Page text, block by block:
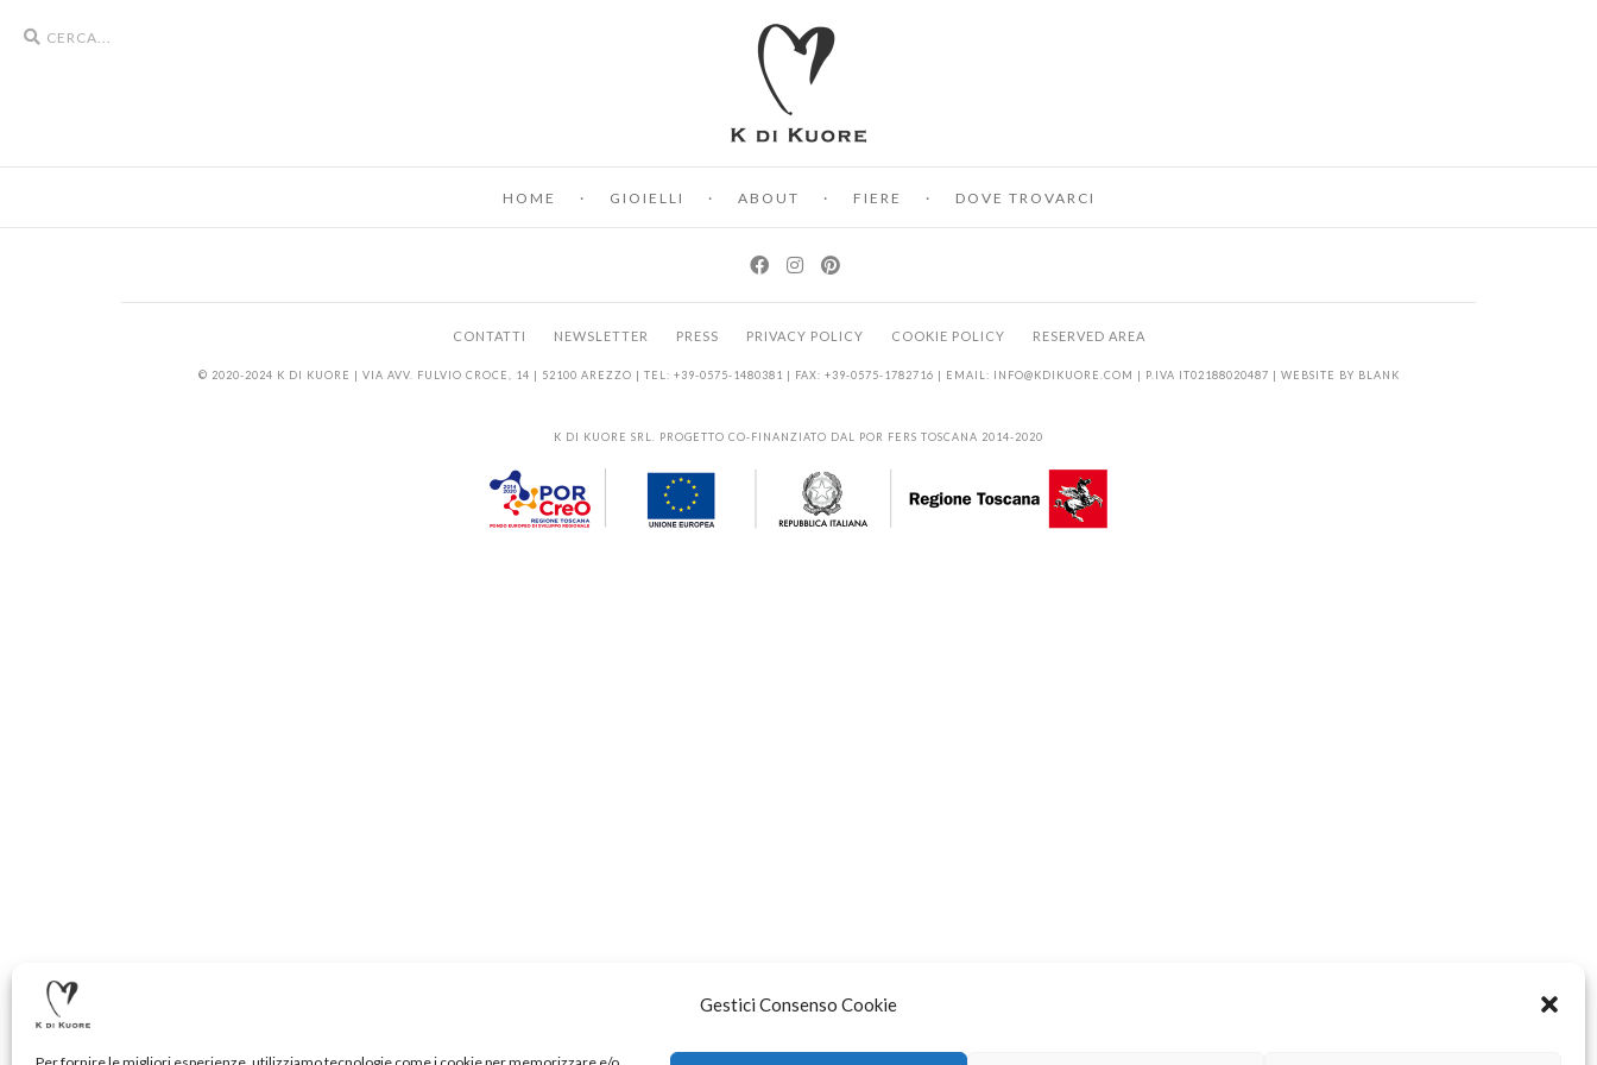
Gestici Consenso Cookie
Search
HOME GIOIELLI ABOUT FIERE DOVE TROVARCI
CONTATTI NEWSLETTER PRESS PRIVACY POLICY COOKIE POLICY RESERVED AREA
© 2020-2024 K DI KUORE | VIA AVV. FULVIO CROCE, 14 | 52100 AREZZO | TEL: +39-0575-1480381 | FAX: +39-0575-1782716 | EMAIL: INFO@KDIKUORE.COM | P.IVA IT02188020487 | WEBSITE BY BLANK
K DI KUORE SRL. PROGETTO CO-FINANZIATO DAL POR FERS TOSCANA 2014-2020